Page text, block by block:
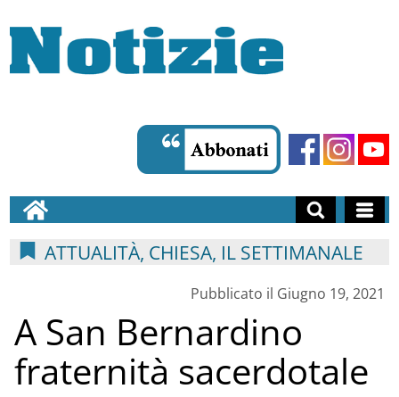
ATTUALITÀ, CHIESA, IL SETTIMANALE
Pubblicato il Giugno 19, 2021
A San Bernardino
fraternità sacerdotale